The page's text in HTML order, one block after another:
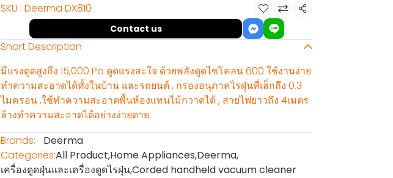
SKU : Deerma DX810
Share
Contact us
Short Description
มีแรงดูดสูงถึง 15,000 Pa ดูดแรงสะใจ ด้วยพลังดูดไซโคลน 600 ใช้งานง่าย
ทำความสะอาดได้ทั้งในบ้าน และรถยนต์ , กรองอนุภาคไรฝุ่นที่เล็กถึง 0.3
ไมครอน ,ใช้ทำความสะอาดพื้นห้องแทนไม้กวาดได้ , สายไฟยาวถึง 4เมตร
ล้างทำความสะอาดได้อย่างง่ายดาย
Brands:
Deerma
Categories:All Product,Home Appliances,Deerma,
เครื่องดูดฝุ่นและเครื่องดูดไรฝุ่น,Corded handheld vacuum cleaner